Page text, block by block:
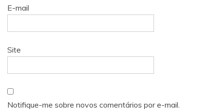
E-mail
Site
Notifique-me sobre novos comentários por e-mail.